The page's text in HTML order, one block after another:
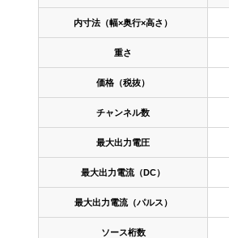
内寸法（幅×奥行×高さ）
重さ
価格（税抜）
チャンネル数
最大出力電圧
最大出力電流（DC）
最大出力電流（パルス）
ソース桁数